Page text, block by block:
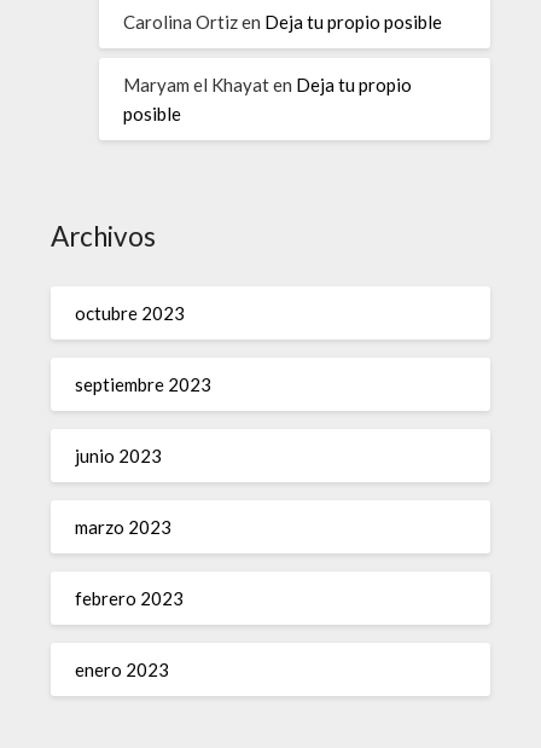
Carolina Ortizen Deja tu propio posible
Maryam el Khayaten Deja tu propio
posible
Archivos
octubre 2023
septiembre 2023
junio 2023
marzo 2023
febrero 2023
enero 2023